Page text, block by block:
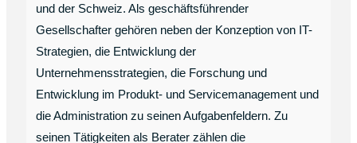
und der Schweiz. Als geschäftsführender
Gesellschafter gehören neben der Konzeption von IT-
Strategien, die Entwicklung der
Unternehmensstrategien, die Forschung und
Entwicklung im Produkt- und Servicemanagement und
die Administration zu seinen Aufgabenfeldern. Zu
seinen Tätigkeiten als Berater zählen die